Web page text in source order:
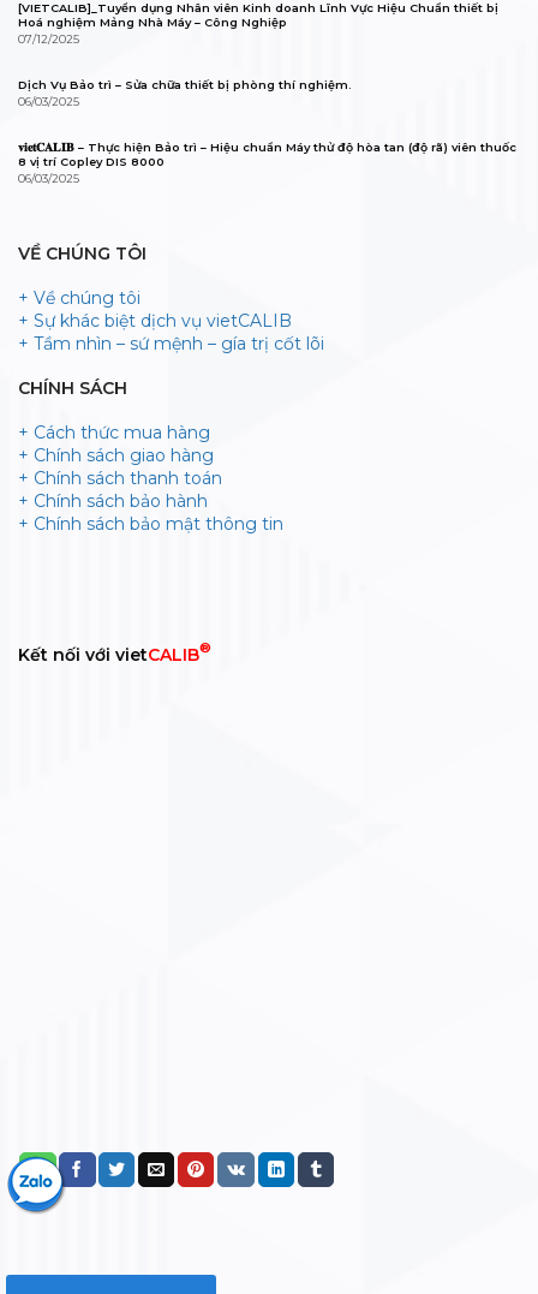
[VIETCALIB]_Tuyển dụng Nhân viên Kinh doanh Lĩnh Vực Hiệu Chuẩn thiết bị
Hoá nghiệm Mảng Nhà Máy – Công Nghiệp
07/12/2025
Dịch Vụ Bảo trì – Sửa chữa thiết bị phòng thí nghiệm.
06/03/2025
𝐯𝐢𝐞𝐭𝐂𝐀𝐋𝐈𝐁 – Thực hiện Bảo trì – Hiệu chuẩn Máy thử độ hòa tan (độ rã) viên thuốc
8 vị trí Copley DIS 8000
06/03/2025
VỀ CHÚNG TÔI
+ Về chúng tôi
+ Sự khác biệt dịch vụ vietCALIB
+ Tầm nhìn – sứ mệnh – gía trị cốt lõi
CHÍNH SÁCH
+ Cách thức mua hàng
+ Chính sách giao hàng
+ Chính sách thanh toán
+ Chính sách bảo hành
+ Chính sách bảo mật thông tin
Kết nối với vietCALIB®